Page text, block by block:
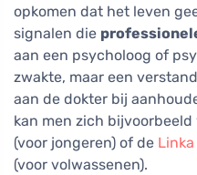
opkomen dat het leven
signalen die
aan een psycholoog of
zwakte, maar een
aan de dokter bij
kan men zich
(voor jongeren) of de
(voor volwassenen).